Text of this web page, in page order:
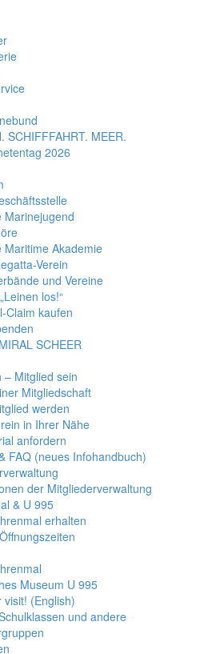
SCHIFFFAHRT. MEER.
2026
Marinejugend
Maritime Akademie
Verein
und Vereine
los!“
Claim kaufen
SCHEER
– Mitglied sein
Mitgliedschaft
werden
in Ihrer Nähe
anfordern
FAQ (neues Infohandbuch)
der Mitgliederverwaltung
& U 995
erhalten
Museum U 995
visit! (English)
und andere